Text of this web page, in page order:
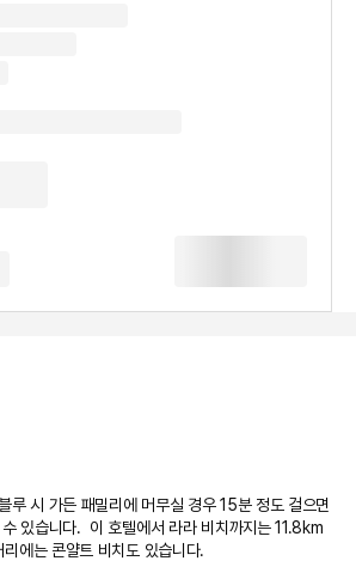
루 시 가든 패밀리에 머무실 경우 15분 정도 걸으면
있습니다.  이 호텔에서 라라 비치까지는 11.8km
에는 콘얄트 비치도 있습니다.